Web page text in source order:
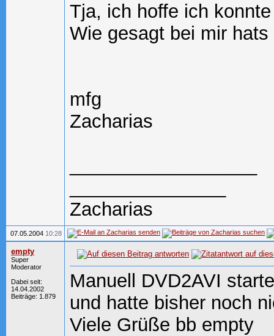
Tja, ich hoffe ich
Wie gesagt bei mir
mfg
Zacharias
Zacharias
07.05.2004 10:28
empty
Super
Moderator
Dabei seit:
14.04.2002
Beiträge: 1.879
Manuell DVD2AVI
und hatte bisher noch
Viele Grüße bb empty